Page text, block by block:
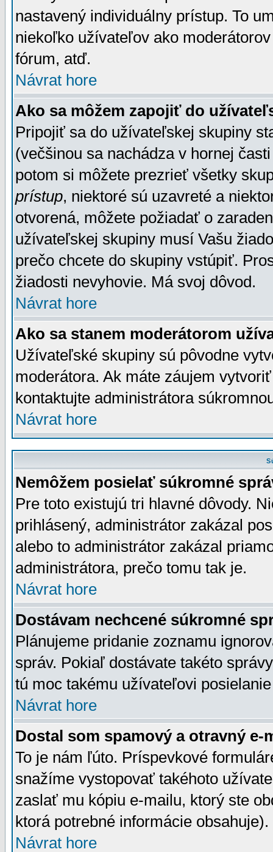
nastavený individuálny prístup. To
niekoľko užívateľov ako
fórum, atď.
Návrat hore
Ako sa môžem zapojiť do
Pripojiť sa do užívateľskej skupiny
(večšinou sa nachádza v hornej
potom si môžete prezrieť všetky
prístup, niektoré sú uzavreté a
otvorená, môžete požiadať o
užívateľskej skupiny musí Vašu
prečo chcete do skupiny vstúpiť.
žiadosti nevyhovie. Má svoj dôvod.
Návrat hore
Ako sa stanem moderátorom
Užívateľské skupiny sú pôvodne
moderátora. Ak máte záujem
kontaktujte administrátora
Návrat hore
Nemôžem posielať súkromné
Pre toto existujú tri hlavné dôvody.
prihlásený, administrátor zakázal
alebo to administrátor zakázal
administrátora, prečo tomu tak je.
Návrat hore
Dostávam nechcené súkromné
Plánujeme pridanie zoznamu
správ. Pokiaľ dostávate takéto
tú moc takému užívateľovi
Návrat hore
Dostal som spamový a otravný e-
To je nám ľúto. Príspevkové
snažíme vystopovať takéhoto
zaslať mu kópiu e-mailu, ktorý ste
ktorá potrebné informácie
Návrat hore